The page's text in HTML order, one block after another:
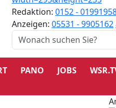
Redaktion: 0152 -
Anzeigen: 05531 - 9905162
PANO JOBS